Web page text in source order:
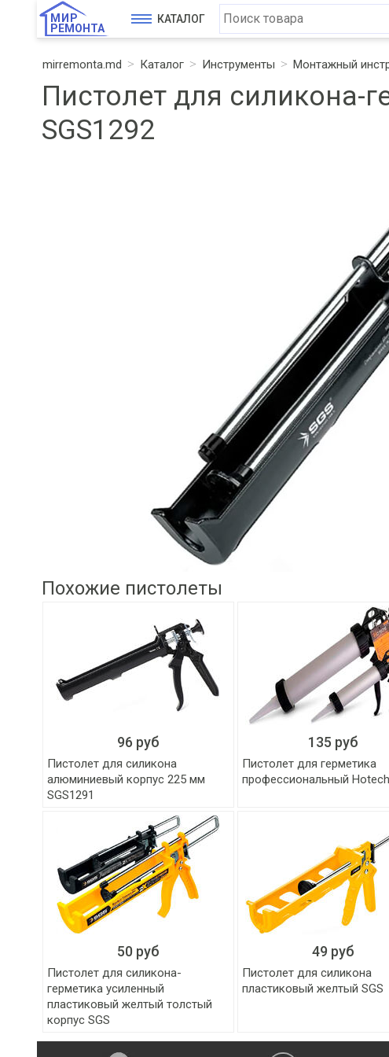
МИР
РЕМОНТА
КАТАЛОГ
mirremonta.md Каталог Инструменты Монтажный
Пистолет для силикона-
SGS1292
Похожие пистолеты
96 руб
Пистолет для силикона
алюминиевый корпус 225 мм
SGS1291
135 руб
Пистолет для герметика
профессиональный
50 руб
Пистолет для силикона-
герметика усиленный
пластиковый желтый толстый
корпус SGS
49 руб
Пистолет для силикона
пластиковый желтый SGS